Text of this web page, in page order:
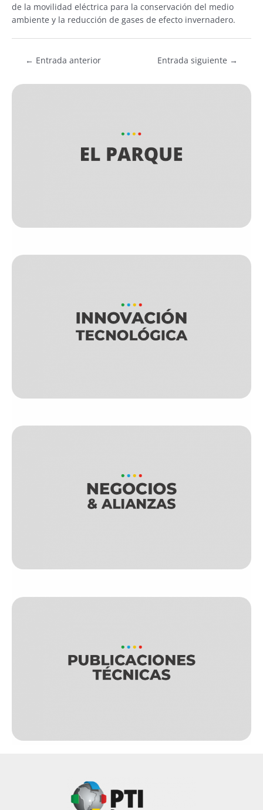
de la movilidad eléctrica para la conservación del medio
ambiente y la reducción de gases de efecto invernadero.
← Entrada anterior Entrada siguiente →